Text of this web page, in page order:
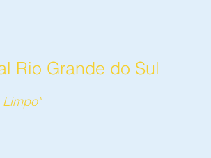
Rio Grande do Sul